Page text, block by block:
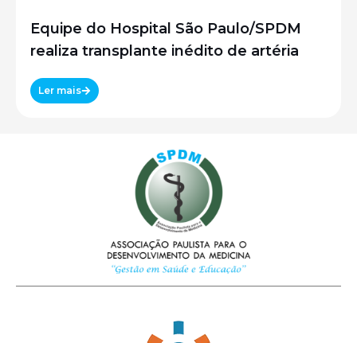
Equipe do Hospital São Paulo/SPDM
realiza transplante inédito de artéria
Ler mais